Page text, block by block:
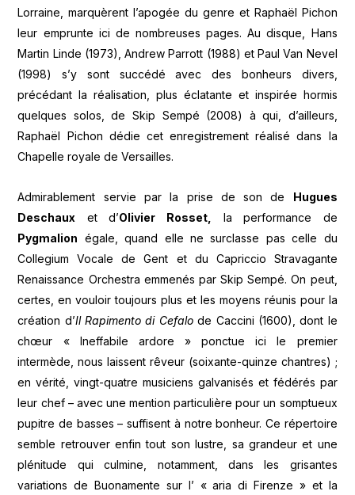
Lorraine, marquèrent l’apogée du genre et Raphaël Pichon
leur emprunte ici de nombreuses pages. Au disque, Hans
Martin Linde (1973), Andrew Parrott (1988) et Paul Van Nevel
(1998) s’y sont succédé avec des bonheurs divers,
précédant la réalisation, plus éclatante et inspirée hormis
quelques solos, de Skip Sempé (2008) à qui, d’ailleurs,
Raphaël Pichon dédie cet enregistrement réalisé dans la
Chapelle royale de Versailles.
Admirablement servie par la prise de son de Hugues
Deschaux et d’Olivier Rosset,
la performance de
Pygmalion égale, quand elle ne surclasse pas celle du
Collegium Vocale de Gent et du Capriccio Stravagante
Renaissance Orchestra emmenés par Skip Sempé. On peut,
certes, en vouloir toujours plus et les moyens réunis pour la
création d’Il Rapimento di Cefalode Caccini (1600), dont le
chœur « Ineffabile ardore » ponctue ici le premier
intermède, nous laissent rêveur (soixante-quinze chantres) ;
en vérité, vingt-quatre musiciens galvanisés et fédérés par
leur chef – avec une mention particulière pour un somptueux
pupitre de basses – suffisent à notre bonheur. Ce répertoire
semble retrouver enfin tout son lustre, sa grandeur et une
plénitude qui culmine, notamment, dans les grisantes
variations de Buonamente sur l’ « aria di Firenze » et la